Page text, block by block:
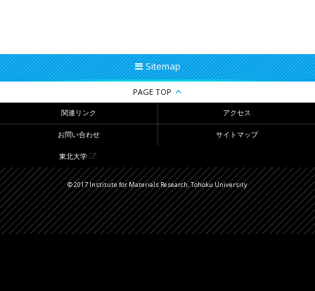
Sitemap
PAGE TOP
関連リンク アクセス
お問い合わせ サイトマップ
東北大学
© 2017 Institute for Materials Research, Tohoku University